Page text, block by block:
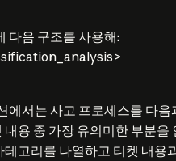
다음 구조를 사용해:
에서는 사고 프로세스를 다음
내용 중 가장 유의미한 부분을
테고리를 나열하고 티켓 내용